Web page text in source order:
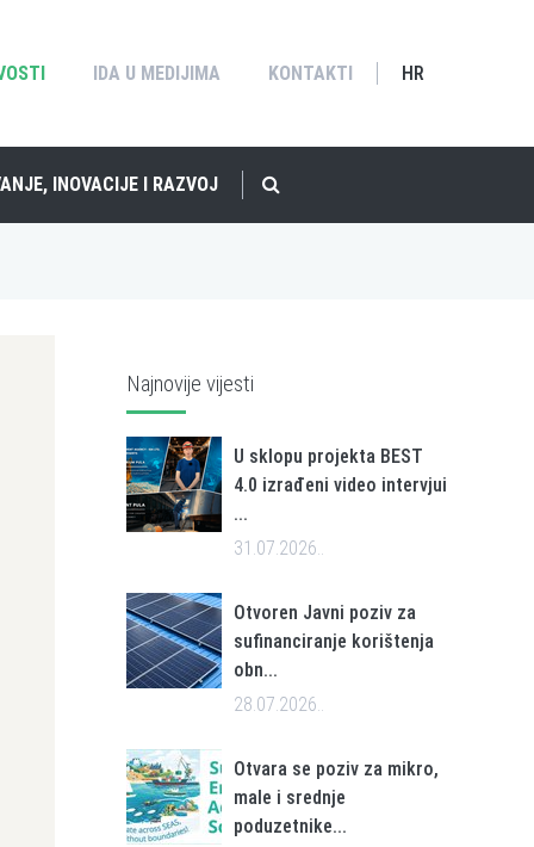
IDA U MEDIJIMA KONTAKTI HR
INOVACIJE I RAZVOJ
Najnovije vijesti
U sklopu projekta BEST
4.0 izrađeni video intervjui
...
31.07.2026..
Otvoren Javni poziv za
sufinanciranje korištenja
obn...
28.07.2026..
Otvara se poziv za mikro,
male i srednje
poduzetnike...